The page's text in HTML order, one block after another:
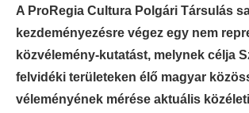
A ProRegia Cultura Polgári Társulás
kezdeményezésre végez egy nem
közvélemény-kutatást, melynek célja
felvidéki területeken élő magyar
véleményének mérése aktuális